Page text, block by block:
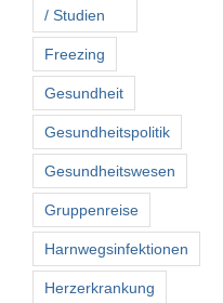
/ Studien
Freezing
Gesundheit
Gesundheitspolitik
Gesundheitswesen
Gruppenreise
Harnwegsinfektionen
Herzerkrankung